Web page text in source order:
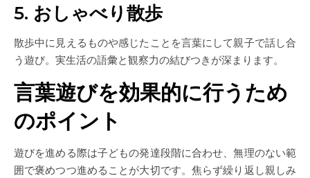
5. おしゃべり散歩
散歩中に見えるものや感じたことを言葉にして親子で話し合
う遊び。実生活の語彙と観察力の結びつきが深まります。
言葉遊びを効果的に行うため
のポイント
遊びを進める際は子どもの発達段階に合わせ、無理のない範
囲で褒めつつ進めることが大切です。焦らず繰り返し親しみ